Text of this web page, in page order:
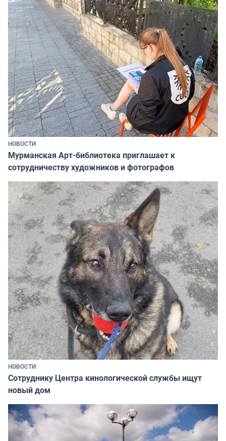
НОВОСТИ
Мурманская Арт-библиотека приглашает к
сотрудничеству художников и фотографов
НОВОСТИ
Сотруднику Центра кинологической службы ищут
новый дом